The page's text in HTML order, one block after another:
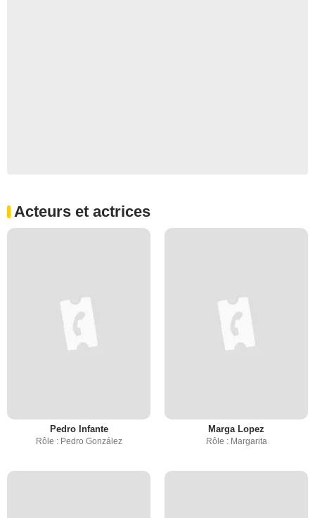
Acteurs et actrices
Pedro Infante
Rôle : Pedro González
Marga Lopez
Rôle : Margarita